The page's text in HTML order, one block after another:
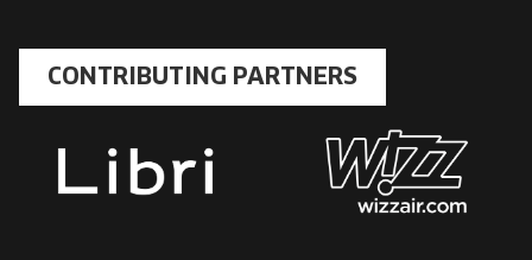
CONTRIBUTING PARTNERS